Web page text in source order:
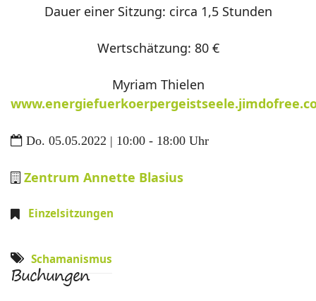
Dauer einer Sitzung: circa 1,5 Stunden
Wertschätzung: 80 €
Myriam Thielen
Do. 05.05.2022 | 10:00 - 18:00 Uhr
Zentrum Annette Blasius
Einzelsitzungen
Schamanismus
Buchungen